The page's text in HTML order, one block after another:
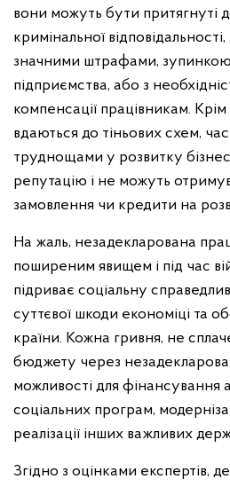
вони можуть бути притягнуті
кримінальної відповідальності,
значними штрафами, зупинкою
підприємства, або з
компенсації працівникам. Крім
вдаються до тіньових схем,
труднощами у розвитку
репутацію і не можуть
замовлення чи кредити на
На жаль, незадекларована
поширеним явищем і під час
підриває соціальну
суттєвої шкоди економіці та
країни. Кожна гривня, не
бюджету через
можливості для фінансування
соціальних програм,
реалізації інших важливих
Згідно з оцінками експертів,